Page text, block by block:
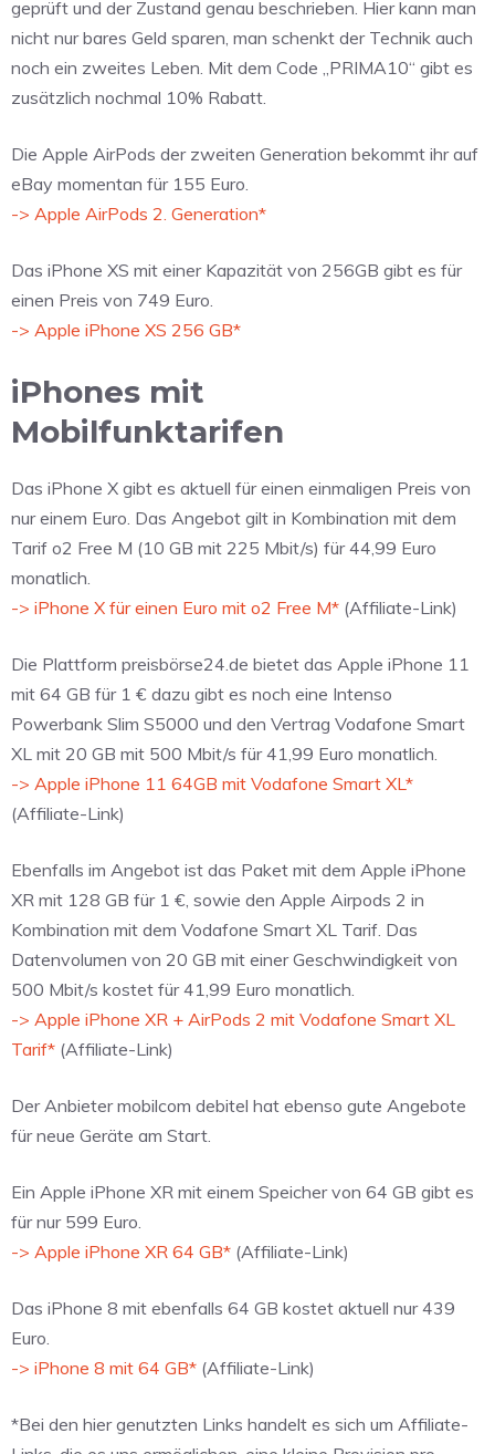
geprüft und der Zustand genau beschrieben. Hier kann man
nicht nur bares Geld sparen, man schenkt der Technik auch
noch ein zweites Leben. Mit dem Code „PRIMA10“ gibt es
zusätzlich nochmal 10% Rabatt.
Die Apple AirPods der zweiten Generation bekommt ihr auf
eBay momentan für 155 Euro.
-> Apple AirPods 2. Generation*
Das iPhone XS mit einer Kapazität von 256GB gibt es für
einen Preis von 749 Euro.
-> Apple iPhone XS 256 GB*
iPhones mit
Mobilfunktarifen
Das iPhone X gibt es aktuell für einen einmaligen Preis von
nur einem Euro. Das Angebot gilt in Kombination mit dem
Tarif o2 Free M (10 GB mit 225 Mbit/s) für 44,99 Euro
monatlich.
-> iPhone X für einen Euro mit o2 Free M* (Affiliate-Link)
Die Plattform preisbörse24.de bietet das Apple iPhone 11
mit 64 GB für 1 € dazu gibt es noch eine Intenso
Powerbank Slim S5000 und den Vertrag Vodafone Smart
XL mit 20 GB mit 500 Mbit/s für 41,99 Euro monatlich.
-> Apple iPhone 11 64GB mit Vodafone Smart XL*
(Affiliate-Link)
Ebenfalls im Angebot ist das Paket mit dem Apple iPhone
XR mit 128 GB für 1 €, sowie den Apple Airpods 2 in
Kombination mit dem Vodafone Smart XL Tarif. Das
Datenvolumen von 20 GB mit einer Geschwindigkeit von
500 Mbit/s kostet für 41,99 Euro monatlich.
-> Apple iPhone XR + AirPods 2 mit Vodafone Smart XL
Tarif* (Affiliate-Link)
Der Anbieter mobilcom debitel hat ebenso gute Angebote
für neue Geräte am Start.
Ein Apple iPhone XR mit einem Speicher von 64 GB gibt es
für nur 599 Euro.
-> Apple iPhone XR 64 GB* (Affiliate-Link)
Das iPhone 8 mit ebenfalls 64 GB kostet aktuell nur 439
Euro.
-> iPhone 8 mit 64 GB* (Affiliate-Link)
*Bei den hier genutzten Links handelt es sich um Affiliate-